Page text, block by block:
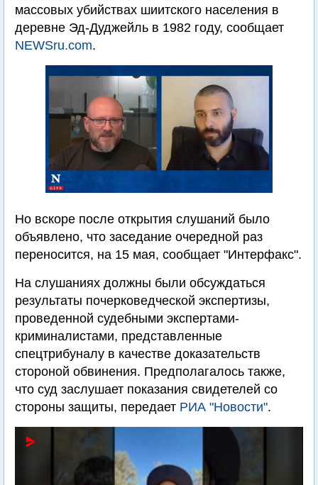
массовых убийствах шиитского населения в
деревне Эд-Дуджейль в 1982 году, сообщает
NEWSru.com.
Но вскоре после открытия слушаний было
объявлено, что заседание очередной раз
переносится, на 15 мая, сообщает "Интерфакс".
На слушаниях должны были обсуждаться
результаты почерковедческой экспертизы,
проведенной судебными экспертами-
криминалистами, представленные
спецтрибуналу в качестве доказательств
стороной обвинения. Предполагалось также,
что суд заслушает показания свидетелей со
стороны защиты, передает РИА "Новости".